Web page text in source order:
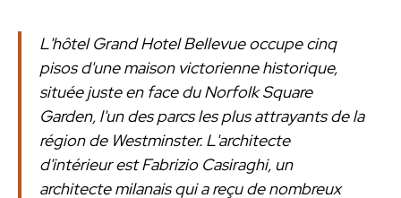
L'hôtel Grand Hotel Bellevue occupe cinq
pisos d'une maison victorienne historique,
située juste en face du Norfolk Square
Garden, l'un des parcs les plus attrayants de la
région de Westminster. L'architecte
d'intérieur est Fabrizio Casiraghi, un
architecte milanais qui a reçu de nombreux